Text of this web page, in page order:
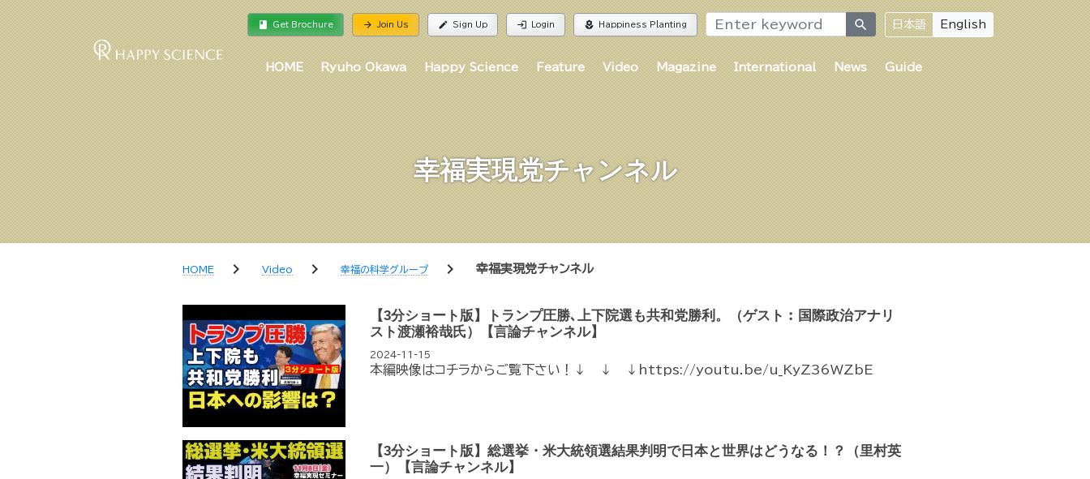
book Get Brochure arrow_forward Join Us edit Sign Up login Login local_florist Happiness Planting search 日本語 English
HOME Ryuho Okawa Happy Science Feature Video Magazine International News Guide
幸福実現党チャンネル
HOME chevron_right Video chevron_right 幸福の科学グループ chevron_right 幸福実現党チャンネル
【3分ショート版】トランプ圧勝､上下院選も共和党勝利。（ゲスト︰国際政治アナリ
スト渡瀬裕哉氏）【言論チャンネル】
2024-11-15
本編映像はコチラからご覧下さい！↓ ↓ ↓https://youtu.be/u_KyZ36WZbE
【3分ショート版】総選挙・米大統領選結果判明で日本と世界はどうなる！？（里村英
一）【言論チャンネル】